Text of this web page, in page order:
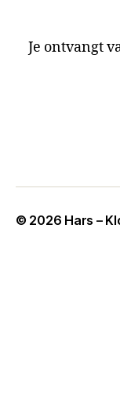
Je ontvangt
© 2026 Hars –